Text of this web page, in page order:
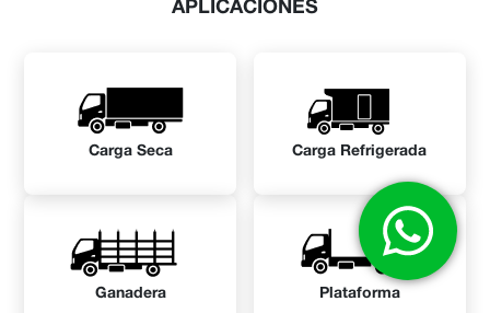
APLICACIONES
Carga Seca Carga Refrigerada
Ganadera Plataforma